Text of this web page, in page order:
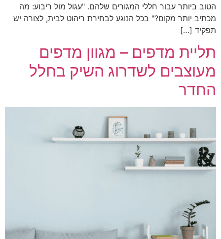
הטוב ביותר עבור חללי המגורים שלהם. "עגול מול ריבוע: מה
מכתיב יותר מקום?" בכל הנוגע לבחירת ריהוט לבית, לצורה יש
תפקיד […]
תליית מדפים – מגוון מדפים
מעוצבים לשדרוג השיק בחלל
החדר